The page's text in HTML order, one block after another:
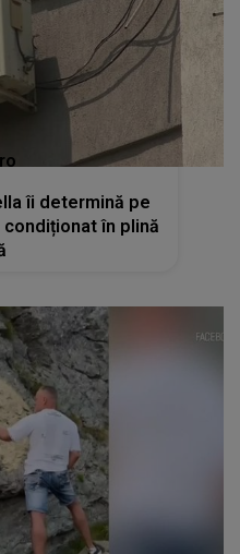
îi determină pe
în plină